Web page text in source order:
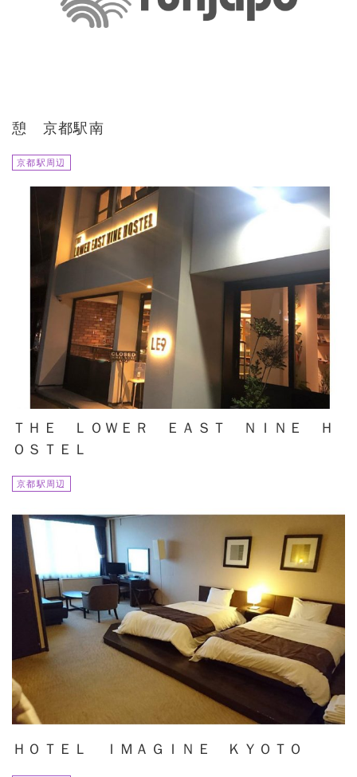
憩 京都駅南
京都駅周辺
ＴＨＥ ＬＯＷＥＲ ＥＡＳＴ ＮＩＮＥ Ｈ
ＯＳＴＥＬ
京都駅周辺
ＨＯＴＥＬ ＩＭＡＧＩＮＥ ＫＹＯＴＯ